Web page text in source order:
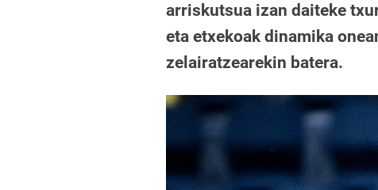
arriskutsua izan daiteke
eta etxekoak dinamika
zelairatzearekin batera.